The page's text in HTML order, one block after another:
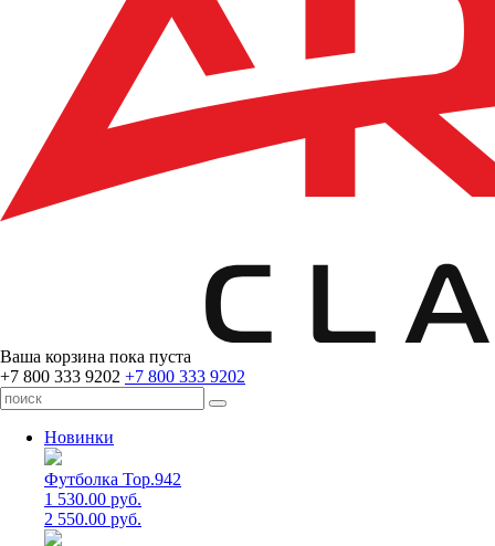
Ваша корзина пока пуста
+7 800 333 9202 +7 800 333 9202
Новинки
Футболка Top.942
1 530.00 руб.
2 550.00 руб.